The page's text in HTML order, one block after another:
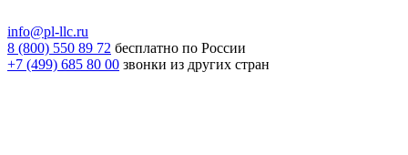
info@pl-llc.ru
8 (800) 550 89 72 бесплатно по России
+7 (499) 685 80 00 звонки из других стран